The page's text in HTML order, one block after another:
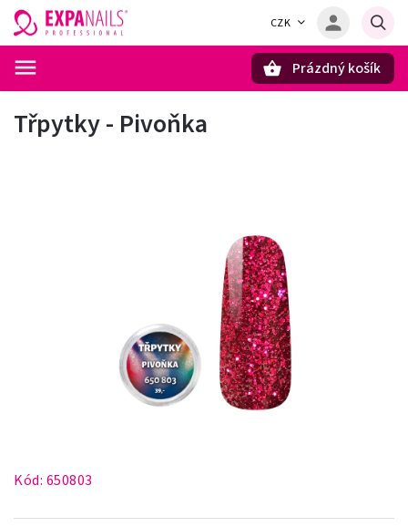
CZK
Prázdný košík
Třpytky - Pivoňka
Kód: 650803